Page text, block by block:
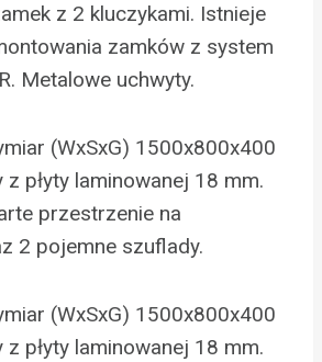
z 2 kluczykami. Istnieje
zamków z system
Metalowe uchwyty.
(WxSxG) 1500x800x400
z płyty laminowanej 18 mm.
przestrzenie na
2 pojemne szuflady.
(WxSxG) 1500x800x400
z płyty laminowanej 18 mm.